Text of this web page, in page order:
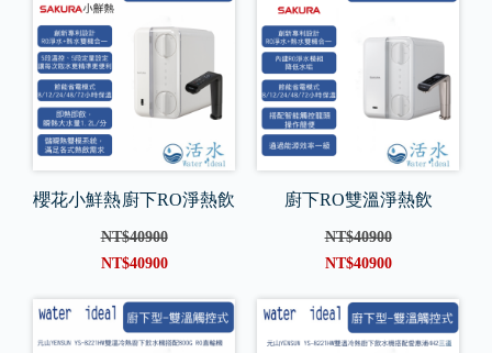
櫻花小鮮熱 廚下RO淨熱飲
NT$40900
NT$40900
廚下RO雙溫淨熱飲
NT$40900
NT$40900